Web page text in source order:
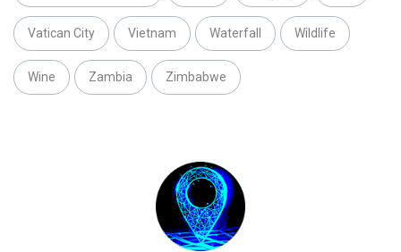
Vatican City Vietnam Waterfall Wildlife
Wine Zambia Zimbabwe